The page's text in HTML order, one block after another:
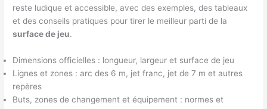
reste ludique et accessible, avec des exemples, des tableaux
et des conseils pratiques pour tirer le meilleur parti de la
surface de jeu.
Dimensions officielles : longueur, largeur et surface de jeu
Lignes et zones : arc des 6 m, jet franc, jet de 7 m et autres
repères
Buts, zones de changement et équipement : normes et